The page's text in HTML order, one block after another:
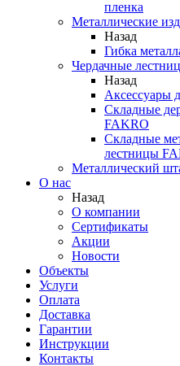
пленка
Металлические
Назад
Гибка
Чердачные
Назад
Аксессуары
Складные
FAKRO
Складные
лестницы
Металлический
О нас
Назад
О компании
Сертификаты
Акции
Новости
Объекты
Услуги
Оплата
Доставка
Гарантии
Инструкции
Контакты